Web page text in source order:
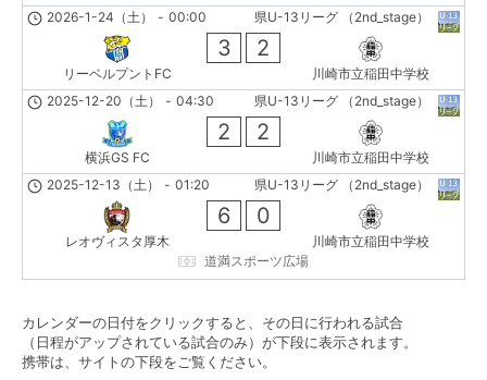
県U-13リーグ （2nd_stage）
2026-1-24（土） - 00:00
リーベルプントFC
3 2
川崎市立稲田中学校
県U-13リーグ （2nd_stage）
2025-12-20（土） - 04:30
横浜GS FC
2 2
川崎市立稲田中学校
県U-13リーグ （2nd_stage）
2025-12-13（土） - 01:20
レオヴィスタ厚木
6 0
川崎市立稲田中学校
道満スポーツ広場
カレンダーの日付をクリックすると、その日に行われる試合
（日程がアップされている試合のみ）が下段に表示されます。
携帯は、サイトの下段をご覧ください。